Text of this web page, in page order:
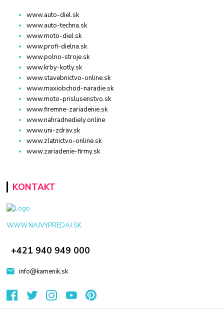
www.auto-diel.sk
www.auto-techna.sk
www.moto-diel.sk
www.profi-dielna.sk
www.polno-stroje.sk
www.krby-kotly.sk
www.stavebnictvo-online.sk
www.maxiobchod-naradie.sk
www.moto-prislusenstvo.sk
www.firemne-zariadenie.sk
www.nahradnediely.online
www.uni-zdrav.sk
www.zlatnictvo-online.sk
www.zariadenie-firmy.sk
KONTAKT
WWW.NAJVYPREDAJ.SK
+421 940 949 000
info@kamenik.sk